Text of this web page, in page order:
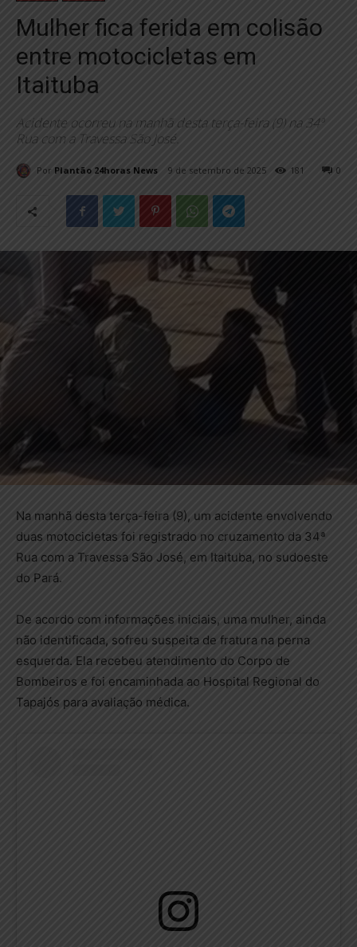
Mulher fica ferida em colisão
entre motocicletas em
Itaituba
Acidente ocorreu na manhã desta terça-feira (9) na 34ª
Rua com a Travessa São José.
Por Plantão 24horas News 9 de setembro de 2025 0
181
Na manhã desta terça-feira (9), um acidente envolvendo
duas motocicletas foi registrado no cruzamento da 34ª
Rua com a Travessa São José, em Itaituba, no sudoeste
do Pará.
De acordo com informações iniciais, uma mulher, ainda
não identificada, sofreu suspeita de fratura na perna
esquerda. Ela recebeu atendimento do Corpo de
Bombeiros e foi encaminhada ao Hospital Regional do
Tapajós para avaliação médica.